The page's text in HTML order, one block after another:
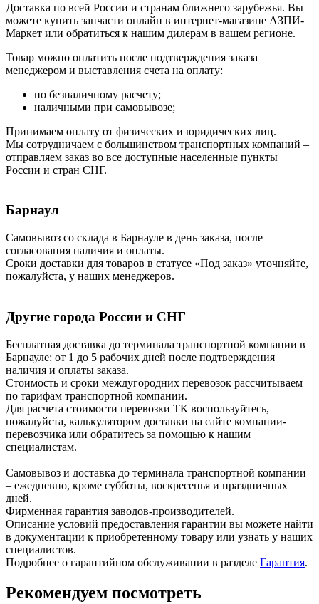
Доставка по всей России и странам ближнего зарубежья. Вы
можете купить запчасти онлайн в интернет-магазине АЗПИ-
Маркет или обратиться к нашим дилерам в вашем регионе.
Товар можно оплатить после подтверждения заказа
менеджером и выставления счета на оплату:
по безналичному расчету;
наличными при самовывозе;
Принимаем оплату от физических и юридических лиц.
Мы сотрудничаем с большинством транспортных компаний –
отправляем заказ во все доступные населенные пункты
России и стран СНГ.
Барнаул
Самовывоз со склада в Барнауле в день заказа, после
согласования наличия и оплаты.
Сроки доставки для товаров в статусе «Под заказ» уточняйте,
пожалуйста, у наших менеджеров.
Другие города России и СНГ
Бесплатная доставка до терминала транспортной компании в
Барнауле: от 1 до 5 рабочих дней после подтверждения
наличия и оплаты заказа.
Стоимость и сроки междугородних перевозок рассчитываем
по тарифам транспортной компании.
Для расчета стоимости перевозки ТК воспользуйтесь,
пожалуйста, калькулятором доставки на сайте компании-
перевозчика или обратитесь за помощью к нашим
специалистам.
Самовывоз и доставка до терминала транспортной компании
– ежедневно, кроме субботы, воскресенья и праздничных
дней.
Фирменная гарантия заводов-производителей.
Описание условий предоставления гарантии вы можете найти
в документации к приобретенному товару или узнать у наших
специалистов.
Подробнее о гарантийном обслуживании в разделе Гарантия.
Рекомендуем посмотреть